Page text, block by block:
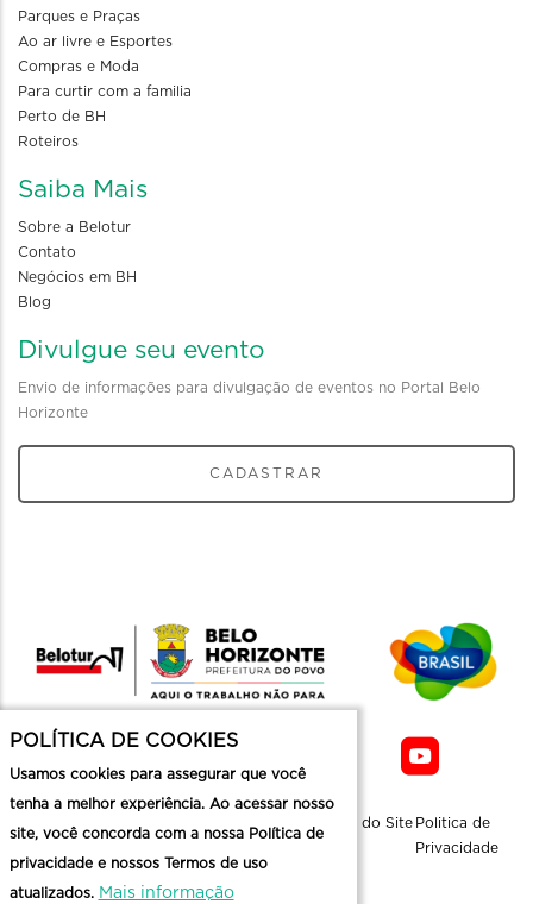
Parques e Praças
Ao ar livre e Esportes
Compras e Moda
Para curtir com a familia
Perto de BH
Roteiros
Saiba Mais
Sobre a Belotur
Contato
Negócios em BH
Blog
Divulgue seu evento
Envio de informações para divulgação de eventos no Portal Belo
Horizonte
CADASTRAR
Mapa do Site Politica de
Privacidade
POLÍTICA DE COOKIES
Usamos cookies para assegurar que você
tenha a melhor experiência. Ao acessar nosso
site, você concorda com a nossa Política de
privacidade e nossos Termos de uso
atualizados. Mais informação